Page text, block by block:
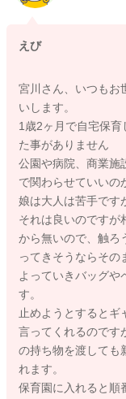
えび
宮川さん、いつもお
いします。
1歳2ヶ月で自宅保
た事がありません
公園や病院、商業施
で関わらせていいの
娘は大人は苦手です
それは良いのですが
から無いので、触ろ
ってきそうならその
よっていきバッグや
す。
止めようとすると
言ってくれるのです
の持ち物を渡しても
れます。
保育園に入れると順